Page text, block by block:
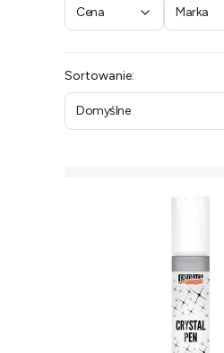
Cena Marka
Lista produktów
Sortowanie:
Domyślne